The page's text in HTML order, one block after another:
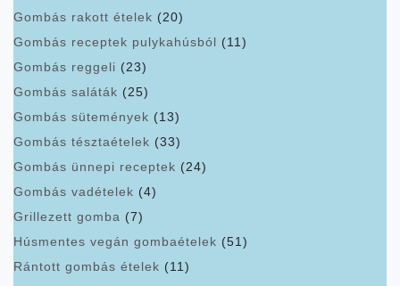
Gombás rakott ételek (20)
Gombás receptek pulykahúsból (11)
Gombás reggeli (23)
Gombás saláták (25)
Gombás sütemények (13)
Gombás tésztaételek (33)
Gombás ünnepi receptek (24)
Gombás vadételek (4)
Grillezett gomba (7)
Húsmentes vegán gombaételek (51)
Rántott gombás ételek (11)